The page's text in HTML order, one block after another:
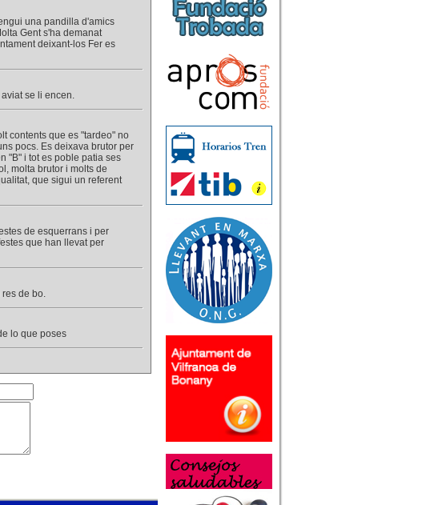
una pandilla d'amics
Gent s'ha demanat
deixant-los Fer es
se li encen.
contents que es "tardeo" no
pocs. Es deixava brutor per
"B" i tot es poble patia ses
molta brutor i molts de
que sigui un referent
de esquerrans i per
que han llevat per
de bo.
lo que poses